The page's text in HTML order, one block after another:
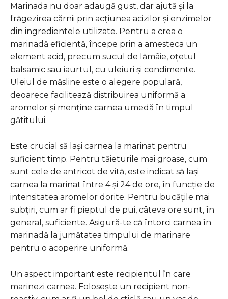
Marinada nu doar adaugă gust, dar ajută și la
frăgezirea cărnii prin acțiunea acizilor și enzimelor
din ingredientele utilizate. Pentru a crea o
marinadă eficientă, începe prin a amesteca un
element acid, precum sucul de lămâie, oțetul
balsamic sau iaurtul, cu uleiuri și condimente.
Uleiul de măsline este o alegere populară,
deoarece facilitează distribuirea uniformă a
aromelor și menține carnea umedă în timpul
gătitului.
Este crucial să lași carnea la marinat pentru
suficient timp. Pentru tăieturile mai groase, cum
sunt cele de antricot de vită, este indicat să lași
carnea la marinat între 4 și 24 de ore, în funcție de
intensitatea aromelor dorite. Pentru bucățile mai
subțiri, cum ar fi pieptul de pui, câteva ore sunt, în
general, suficiente. Asigură-te că întorci carnea în
marinadă la jumătatea timpului de marinare
pentru o acoperire uniformă.
Un aspect important este recipientul în care
marinezi carnea. Folosește un recipient non-